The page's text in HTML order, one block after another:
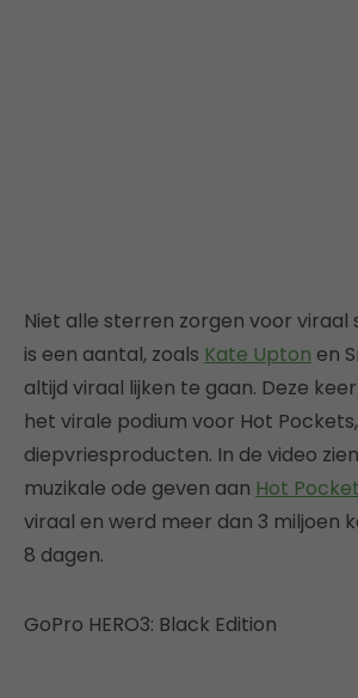
Niet alle sterren zorgen voor viraal
is een aantal, zoals Kate Upton en
altijd viraal lijken te gaan. Deze
het virale podium voor Hot
diepvriesproducten. In de video
muzikale ode geven aan Hot
viraal en werd meer dan 3 miljoen
8 dagen.
GoPro HERO3: Black Edition